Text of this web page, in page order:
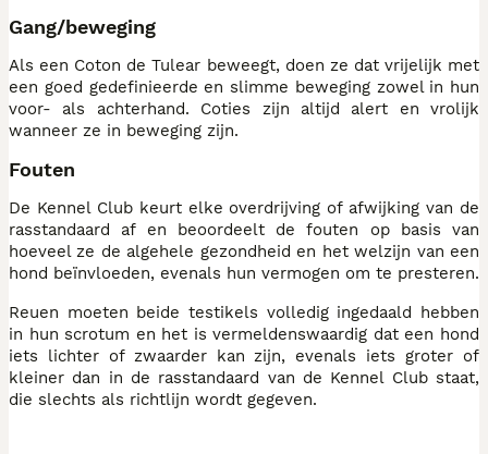
Gang/beweging
Als een Coton de Tulear beweegt, doen ze dat vrijelijk met
een goed gedefinieerde en slimme beweging zowel in hun
voor- als achterhand. Coties zijn altijd alert en vrolijk
wanneer ze in beweging zijn.
Fouten
De Kennel Club keurt elke overdrijving of afwijking van de
rasstandaard af en beoordeelt de fouten op basis van
hoeveel ze de algehele gezondheid en het welzijn van een
hond beïnvloeden, evenals hun vermogen om te presteren.
Reuen moeten beide testikels volledig ingedaald hebben
in hun scrotum en het is vermeldenswaardig dat een hond
iets lichter of zwaarder kan zijn, evenals iets groter of
kleiner dan in de rasstandaard van de Kennel Club staat,
die slechts als richtlijn wordt gegeven.